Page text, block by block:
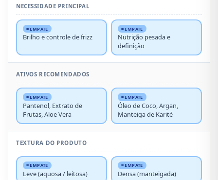
NECESSIDADE PRINCIPAL
= EMPATE
Brilho e controle de frizz
= EMPATE
Nutrição pesada e
definição
ATIVOS RECOMENDADOS
= EMPATE
Pantenol, Extrato de
Frutas, Aloe Vera
= EMPATE
Óleo de Coco, Argan,
Manteiga de Karité
TEXTURA DO PRODUTO
= EMPATE
Leve (aquosa / leitosa)
= EMPATE
Densa (manteigada)